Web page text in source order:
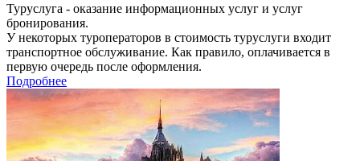
Туруслуга - оказание информационных услуг и услуг
бронирования.
У некоторых туроператоров в стоимость туруслуги входит
транспортное обслуживание. Как правило, оплачивается в
первую очередь после оформления.
Подробнее